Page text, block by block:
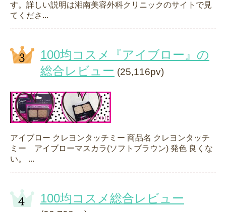
す。詳しい説明は湘南美容外科クリニックのサイトで見
てくださ...
100均コスメ『アイブロー』の
総合レビュー (25,116pv)
アイブロー クレヨンタッチミー 商品名 クレヨンタッチ
ミー アイブローマスカラ(ソフトブラウン) 発色 良くな
い。 ...
100均コスメ総合レビュー